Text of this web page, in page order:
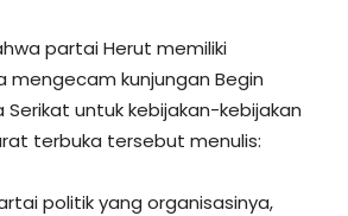
partai Herut memiliki
mengecam kunjungan Begin
untuk kebijakan-kebijakan
terbuka tersebut menulis:
politik yang organisasinya,